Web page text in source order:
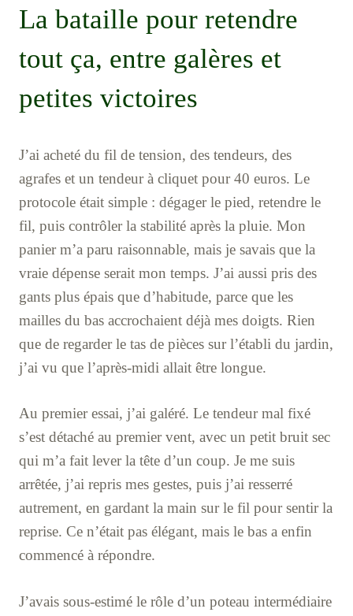
La bataille pour retendre
tout ça, entre galères et
petites victoires
J’ai acheté du fil de tension, des tendeurs, des
agrafes et un tendeur à cliquet pour 40 euros. Le
protocole était simple : dégager le pied, retendre le
fil, puis contrôler la stabilité après la pluie. Mon
panier m’a paru raisonnable, mais je savais que la
vraie dépense serait mon temps. J’ai aussi pris des
gants plus épais que d’habitude, parce que les
mailles du bas accrochaient déjà mes doigts. Rien
que de regarder le tas de pièces sur l’établi du jardin,
j’ai vu que l’après-midi allait être longue.
Au premier essai, j’ai galéré. Le tendeur mal fixé
s’est détaché au premier vent, avec un petit bruit sec
qui m’a fait lever la tête d’un coup. Je me suis
arrêtée, j’ai repris mes gestes, puis j’ai resserré
autrement, en gardant la main sur le fil pour sentir la
reprise. Ce n’était pas élégant, mais le bas a enfin
commencé à répondre.
J’avais sous-estimé le rôle d’un poteau intermédiaire